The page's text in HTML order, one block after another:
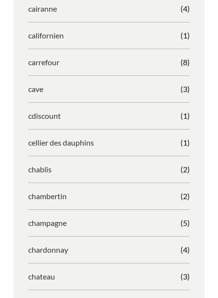
cairanne (4)
californien (1)
carrefour (8)
cave (3)
cdiscount (1)
cellier des dauphins (1)
chablis (2)
chambertin (2)
champagne (5)
chardonnay (4)
chateau (3)